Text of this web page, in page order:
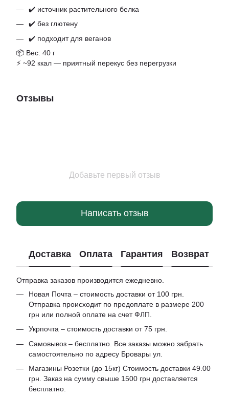
✔️ источник растительного белка
✔️ без глютену
✔️ подходит для веганов
📦 Вес: 40 г
⚡ ~92 ккал — приятный перекус без перегрузки
Отзывы
Добавьте первый отзыв
Написать отзыв
Доставка Оплата Гарантия Возврат
Отправка заказов производится ежедневно.
Новая Почта – стоимость доставки от 100 грн.
Отправка происходит по предоплате в размере 200
грн или полной оплате на счет ФЛП.
Укрпочта – стоимость доставки от 75 грн.
Самовывоз – бесплатно. Все заказы можно забрать
самостоятельно по адресу Бровары ул.
Магазины Розетки (до 15кг) Стоимость доставки 49.00
грн. Заказ на сумму свыше 1500 грн доставляется
бесплатно.